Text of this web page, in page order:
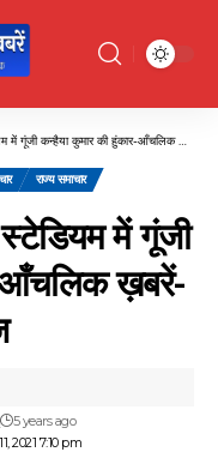
कन्हैया कुमार की हुंकार-आँचलिक ख़बरें-मो हाफिज
राज्य समाचार
स्टेडियम में गूंजी
आँचलिक ख़बरें-
2021 7:10 pm
5 years ago